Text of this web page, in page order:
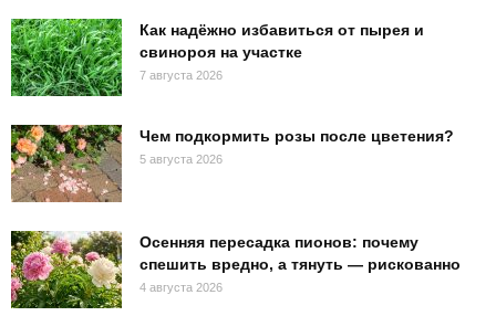
Как надёжно избавиться от пырея и
свинороя на участке
7 августа 2026
Чем подкормить розы после цветения?
5 августа 2026
Осенняя пересадка пионов: почему
спешить вредно, а тянуть — рискованно
4 августа 2026